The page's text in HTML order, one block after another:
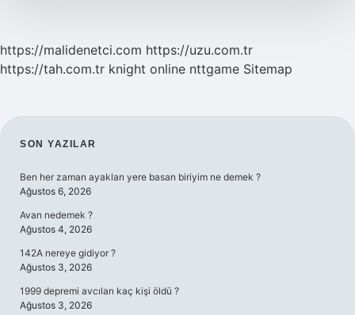
https://malidenetci.com https://uzu.com.tr
https://tah.com.tr knight online nttgame Sitemap
SIDEBAR
SON YAZILAR
Ben her zaman ayakları yere basan biriyim ne demek ?
Ağustos 6, 2026
Avan nedemek ?
Ağustos 4, 2026
142A nereye gidiyor ?
Ağustos 3, 2026
1999 depremi avcıları kaç kişi öldü ?
Ağustos 3, 2026